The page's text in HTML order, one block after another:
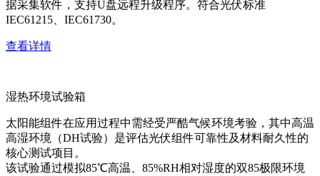
据采集软件，支持U盘远程升级程序。符合光伏标准
IEC61215、IEC61730。
查看详情
湿热环境试验箱
太阳能组件在应用过程中需经受严酷气候环境考验，其中高温
高湿环境（DH试验）是评估光伏组件可靠性及材料耐久性的
核心测试项目。
该试验通过模拟85℃高温、85%RH相对湿度的双85极限环境